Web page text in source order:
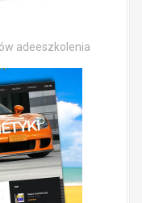
adeeszkolenia